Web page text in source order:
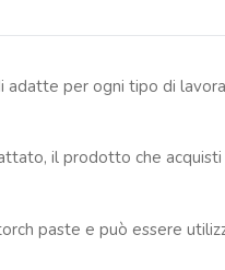
per ogni tipo di
il prodotto che
paste e può essere